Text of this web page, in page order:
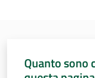
legislativa
Quanto sono